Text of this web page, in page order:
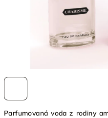
Parfumovaná voda z rodiny